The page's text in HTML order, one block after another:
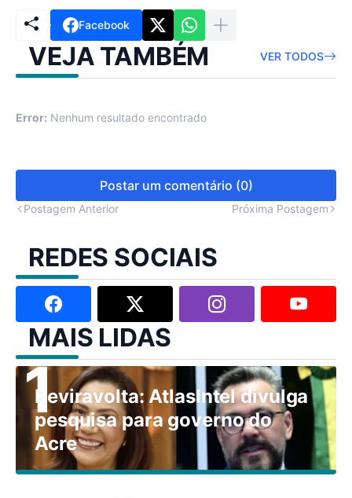
Facebook
VEJA TAMBÉM VER TODOS
Error: Nenhum resultado encontrado
Postar um comentário (0)
Postagem Anterior Próxima Postagem
REDES SOCIAIS
MAIS LIDAS
Reviravolta: AtlasIntel divulga
pesquisa para governo do
Acre